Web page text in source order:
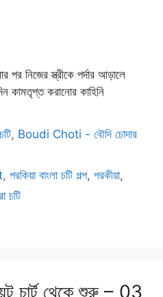
নিজের স্ত্রীকে পর্দার আড়ালে
কামতৃপ্ত করানোর কাহিনি
, Boudi Choti - বৌদি চোদার
,পরকিয়া বাংলা চটি গল্প,পরকীয়া,
চটি
চার্ট থেকে শুরু – 03